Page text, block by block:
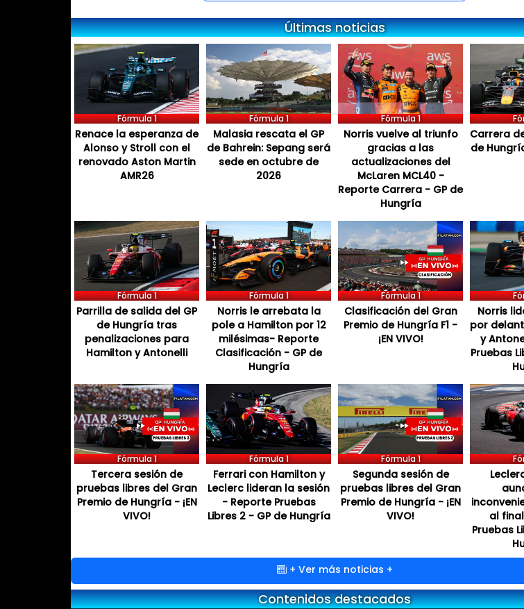
Últimas noticias
Fórmula 1
Renace la esperanza de
Alonso y Stroll con el
renovado Aston Martin
AMR26
Fórmula 1
Malasia rescata el GP
de Bahrein: Sepang será
sede en octubre de
2026
Fórmula 1
Norris vuelve al triunfo
gracias a las
actualizaciones del
McLaren MCL40 -
Reporte Carrera - GP de
Hungría
Carrera
de
Fórmula 1
Parrilla de salida del GP
de Hungría tras
penalizaciones para
Hamilton y Antonelli
Fórmula 1
Norris le arrebata la
pole a Hamilton por 12
milésimas- Reporte
Clasificación - GP de
Hungría
Fórmula 1
Clasificación del Gran
Premio de Hungría F1 -
¡EN VIVO!
Norris
por
y
Pruebas
Fórmula 1
Tercera sesión de
pruebas libres del Gran
Premio de Hungría - ¡EN
VIVO!
Fórmula 1
Ferrari con Hamilton y
Leclerc lideran la sesión
- Reporte Pruebas
Libres 2 - GP de Hungría
Fórmula 1
Segunda sesión de
pruebas libres del Gran
Premio de Hungría - ¡EN
VIVO!
al
Pruebas
+ Ver más noticias +
Contenidos destacados